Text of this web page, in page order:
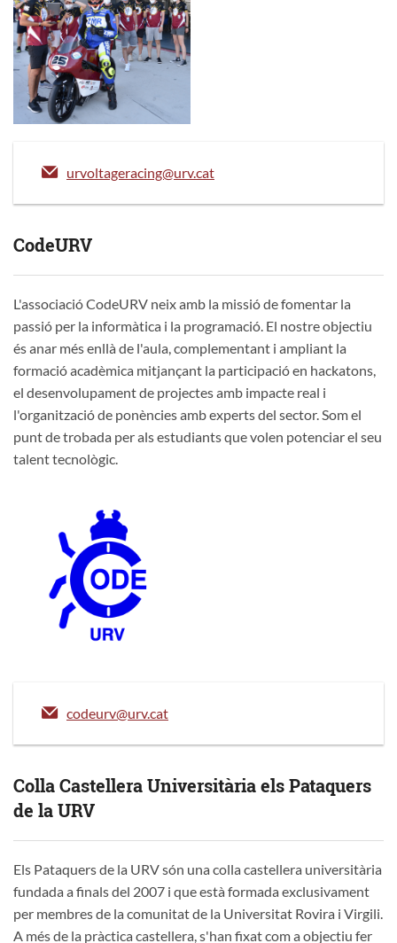
urvoltageracing@urv.cat
CodeURV
L'associació CodeURV neix amb la missió de fomentar la
passió per la informàtica i la programació. El nostre objectiu
és anar més enllà de l'aula, complementant i ampliant la
formació acadèmica mitjançant la participació en hackatons,
el desenvolupament de projectes amb impacte real i
l'organització de ponències amb experts del sector. Som el
punt de trobada per als estudiants que volen potenciar el seu
talent tecnològic.
codeurv@urv.cat
Colla Castellera Universitària els Pataquers
de la URV
Els Pataquers de la URV són una colla castellera universitària
fundada a finals del 2007 i que està formada exclusivament
per membres de la comunitat de la Universitat Rovira i Virgili.
A més de la pràctica castellera, s'han fixat com a objectiu fer